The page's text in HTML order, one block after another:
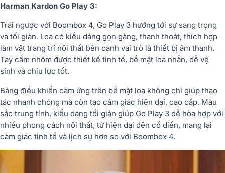
Harman Kardon Go Play 3:
Trái ngược với Boombox 4, Go Play 3 hướng tới sự sang trọng
và tối giản. Loa có kiểu dáng gọn gàng, thanh thoát, thích hợp
làm vật trang trí nội thất bên cạnh vai trò là thiết bị âm thanh.
Tay cầm nhôm được thiết kế tinh tế, bề mặt loa nhẵn, dễ vệ
sinh và chịu lực tốt.
Bảng điều khiển cảm ứng trên bề mặt loa không chỉ giúp thao
tác nhanh chóng mà còn tạo cảm giác hiện đại, cao cấp. Màu
sắc trung tính, kiểu dáng tối giản giúp Go Play 3 dễ hòa hợp với
nhiều phong cách nội thất, từ hiện đại đến cổ điển, mang lại
cảm giác tinh tế và lịch sự hơn so với Boombox 4.